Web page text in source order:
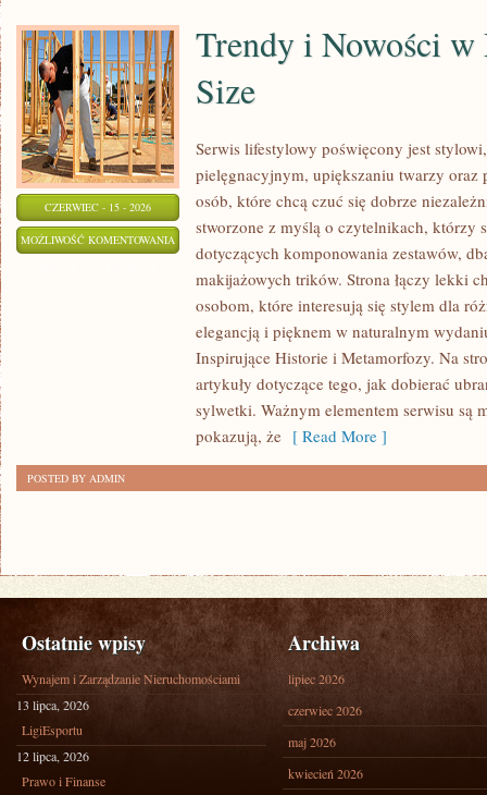
CZERWIEC - 15 - 2026
MOŻLIWOŚĆ KOMENTOWANIA
Trendy i Nowości w
Size
Serwis lifestylowy poświęcony jest
pielęgnacyjnym, upiększaniu twarzy
osób, które chcą czuć się dobrze
stworzone z myślą o czytelnikach, którzy
dotyczących komponowania zestawów,
makijażowych trików. Strona łączy lekki
osobom, które interesują się stylem dla
elegancją i pięknem w naturalnym
Inspirujące Historie i Metamorfozy. Na
artykuły dotyczące tego, jak dobierać
sylwetki. Ważnym elementem serwisu są
pokazują, że [ Read More ]
POSTED BY ADMIN
Ostatnie wpisy
Wynajem i Zarządzanie Nieruchomościami
13 lipca, 2026
LigiEsportu
12 lipca, 2026
Prawo i Finanse
Archiwa
lipiec 2026
czerwiec 2026
maj 2026
kwiecień 2026